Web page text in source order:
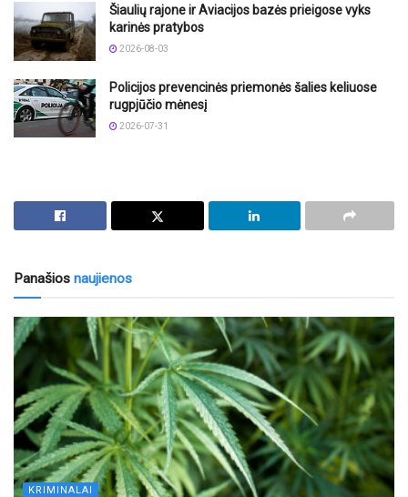
Šiaulių rajone ir Aviacijos bazės prieigose vyks
karinės pratybos
2026-08-03
Policijos prevencinės priemonės šalies keliuose
rugpjūčio mėnesį
2026-07-31
Panašios naujienos
KRIMINALAI